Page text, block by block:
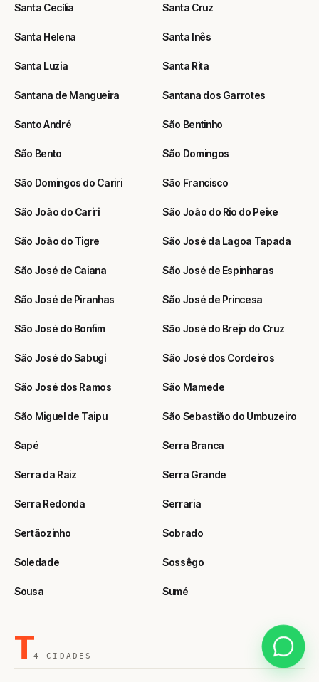
Santa Cecília Santa Cruz
Santa Helena Santa Inês
Santa Luzia Santa Rita
Santana de Mangueira Santana dos Garrotes
Santo André São Bentinho
São Bento São Domingos
São Domingos do Cariri São Francisco
São João do Cariri São João do Rio do Peixe
São João do Tigre São José da Lagoa Tapada
São José de Caiana São José de Espinharas
São José de Piranhas São José de Princesa
São José do Bonfim São José do Brejo do Cruz
São José do Sabugi São José dos Cordeiros
São José dos Ramos São Mamede
São Miguel de Taipu São Sebastião do Umbuzeiro
Sapé Serra Branca
Serra da Raiz Serra Grande
Serra Redonda Serraria
Sertãozinho Sobrado
Soledade Sossêgo
Sousa Sumé
T4 CIDADES